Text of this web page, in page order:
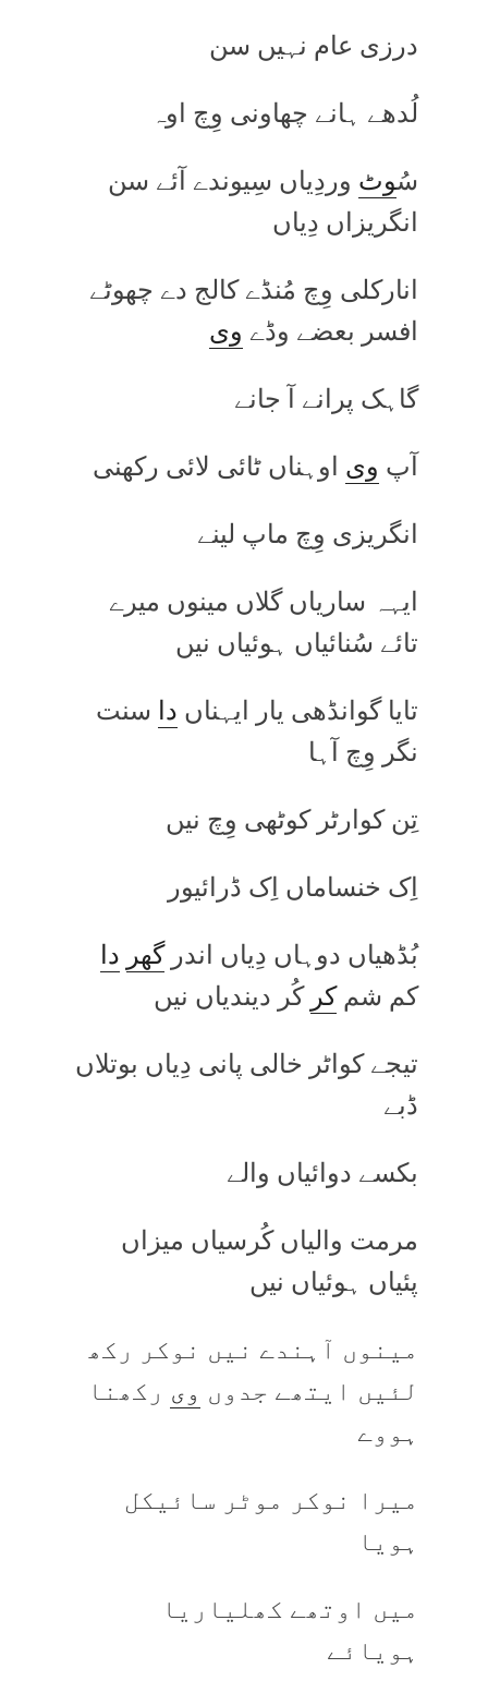
درزی عام نہیں سن
لُدھے ہانے چھاونی وِچ اوہ
سُوٹ وردِیاں سِیوندے آئے سن
انگریزاں دِیاں
انارکلی وِچ مُنڈے کالج دے چھوٹے
افسر بعضے وڈے وی
گاہک پرانے آ جانے
آپ وی اوہناں ٹائی لائی رکھنی
انگریزی وِچ ماپ لینے
ایہہ ساریاں گلاں مینوں میرے
تائے سُنائیاں ہوئیاں نیں
تایا گوانڈھی یار ایہناں دا سنت
نگر وِچ آہا
تِن کوارٹر کوٹھی وِچ نیں
اِک خنساماں اِک ڈرائیور
بُڈھیاں دوہاں دِیاں اندرگھر دا
کم شمکر کُر دیندیاں نیں
تیجے کواٹر خالی پانی دِیاں بوتلاں
ڈبے
بکسے دوائیاں والے
مرمت والیاں کُرسیاں میزاں
پئیاں ہوئیاں نیں
مینوں آہندے نیں نوکر رکھ
لئیں ایتھے جدوں وی رکھنا
ہووے
میرا نوکر موٹر سائیکل
ہویا
میں اوتھے کھلیاریا
ہویائے